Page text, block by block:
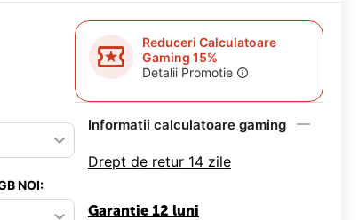
NOI:
Reduceri Calculatoare
Gaming 15%
Detalii Promotie
Informatii calculatoare gaming
Drept de retur 14 zile
Garantie 12 luni